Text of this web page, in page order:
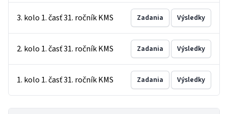
3. kolo 1. časť 31. ročník KMS Zadania Výsledky
2. kolo 1. časť 31. ročník KMS Zadania Výsledky
1. kolo 1. časť 31. ročník KMS Zadania Výsledky